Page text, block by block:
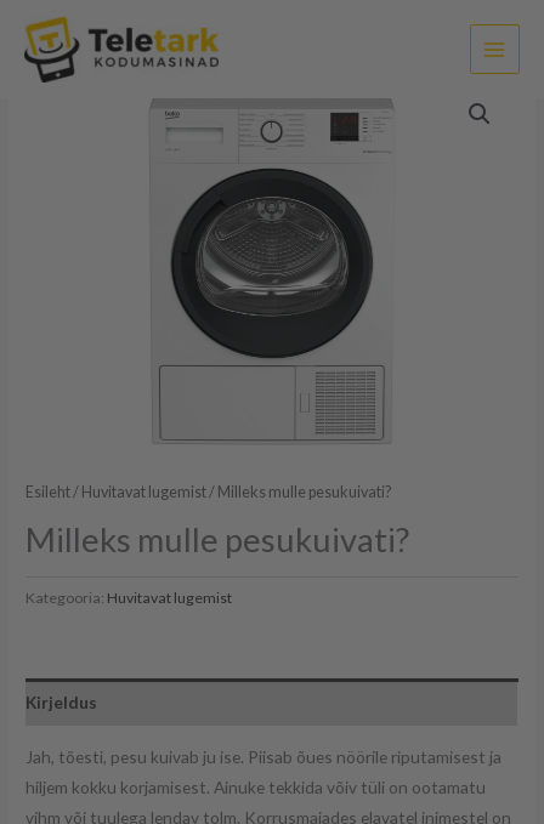
content
Esileht / Huvitavat lugemist / Milleks mulle pesukuivati?
Milleks mulle pesukuivati?
Kategooria: Huvitavat lugemist
Kirjeldus
Jah, tõesti, pesu kuivab ju ise. Piisab õues nöörile riputamisest ja
hiljem kokku korjamisest. Ainuke tekkida võiv tüli on ootamatu
vihm või tuulega lendav tolm. Korrusmajades elavatel inimestel on